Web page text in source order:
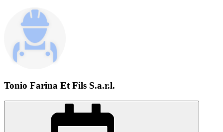
Tonio Farina Et Fils S.a.r.l.